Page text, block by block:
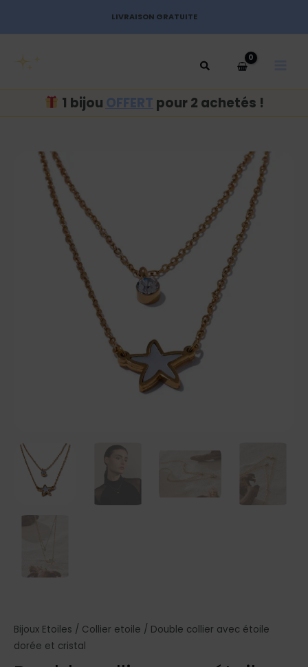
LIVRAISON GRATUITE
1 bijou OFFERT pour 2 achetés !
Bijoux Etoiles / Collier etoile / Double collier avec étoile
dorée et cristal